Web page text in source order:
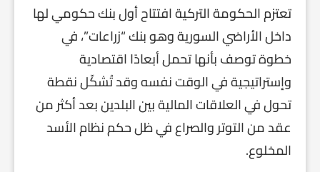
تعتزم الحكومة التركية افتتاح أول بنك حكومي لها
داخل الأراضي السورية وهو بنك “زراعات”، في
خطوة توصف بأنها تحمل أبعادًا اقتصادية
وإستراتيجية في الوقت نفسه وقد تُشكّل نقطة
تحول في العلاقات المالية بين البلدين بعد أكثر من
عقد من التوتر والصراع في ظل حكم نظام الأسد
المخلوع.